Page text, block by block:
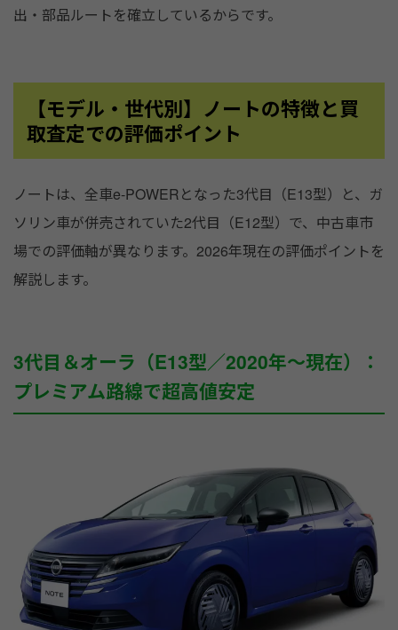
出・部品ルートを確立しているからです。
【モデル・世代別】ノートの特徴と買
取査定での評価ポイント
ノートは、全車e-POWERとなった3代目（E13型）と、ガ
ソリン車が併売されていた2代目（E12型）で、中古車市
場での評価軸が異なります。2026年現在の評価ポイントを
解説します。
3代目＆オーラ（E13型／2020年〜現在）：
プレミアム路線で超高値安定